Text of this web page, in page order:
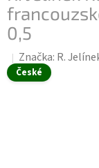
0,5
České
Značka: R.